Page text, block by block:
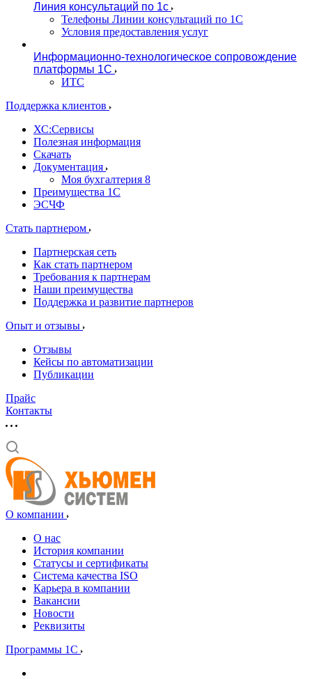
Линия консультаций по 1с
Телефоны Линии консультаций по 1С
Условия предоставления услуг
Информационно-технологическое сопровождение
платформы 1С
ИТС
Поддержка клиентов
ХС:Сервисы
Полезная информация
Скачать
Документация
Моя бухгалтерия 8
Преимущества 1С
ЭСЧФ
Стать партнером
Партнерская сеть
Как стать партнером
Требования к партнерам
Наши преимущества
Поддержка и развитие партнеров
Опыт и отзывы
Отзывы
Кейсы по автоматизации
Публикации
Прайс
Контакты
О компании
О нас
История компании
Статусы и сертификаты
Система качества ISO
Карьера в компании
Вакансии
Новости
Реквизиты
Программы 1С